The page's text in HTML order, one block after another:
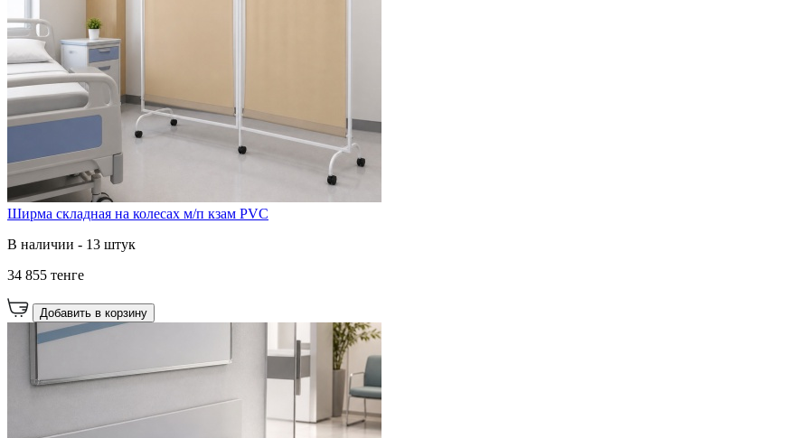
Ширма складная на колесах м/п кзам PVC
В наличии - 13 штук
34 855 тенге
Добавить в корзину